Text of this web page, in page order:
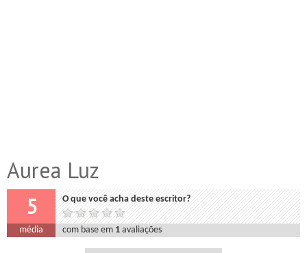
Aurea Luz
5 O que você acha deste escritor?
média com base em 1 avaliações